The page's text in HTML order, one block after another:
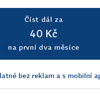
Číst dál za
40 Kč
na první dva měsíce
bez reklam a s mobilní